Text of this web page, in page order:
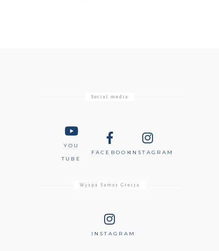
Social media
YOU
TUBE
FACEBOOKINSTAGRAM
Wyspa Samos Grecja
INSTAGRAM